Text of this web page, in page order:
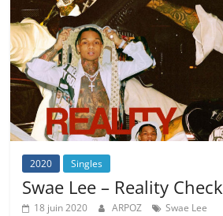
2020 Singles
Swae Lee – Reality Check
18 juin 2020 ARPOZ Swae Lee